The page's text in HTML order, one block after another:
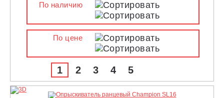
По наличию
По цене
1 2 3 4 5